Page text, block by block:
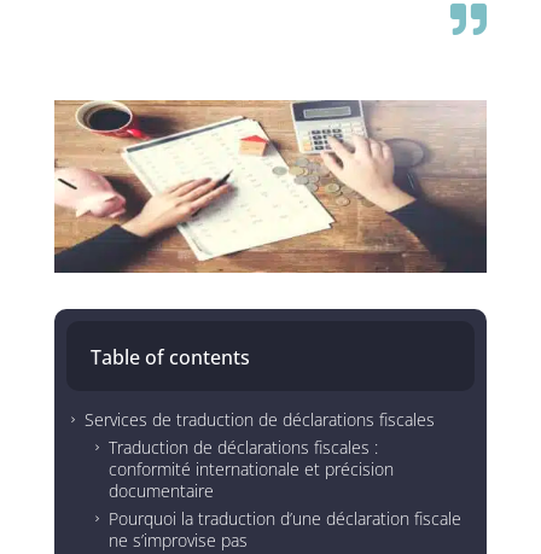

Table of contents
5 Services de traduction de déclarations fiscales
5
Traduction de déclarations fiscales :
conformité internationale et précision
documentaire
5
Pourquoi la traduction d’une déclaration fiscale
ne s’improvise pas